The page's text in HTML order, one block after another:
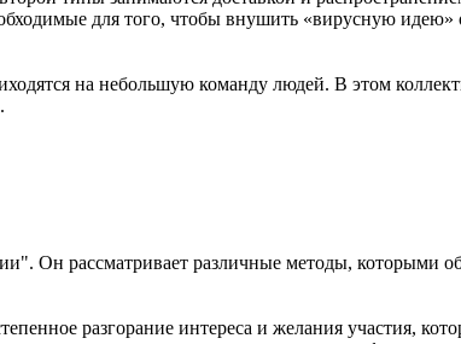
для того, чтобы внушить «вирусную идею»
на небольшую команду людей. В этом
Он рассматривает различные методы, которыми
разгорание интереса и желания участия,